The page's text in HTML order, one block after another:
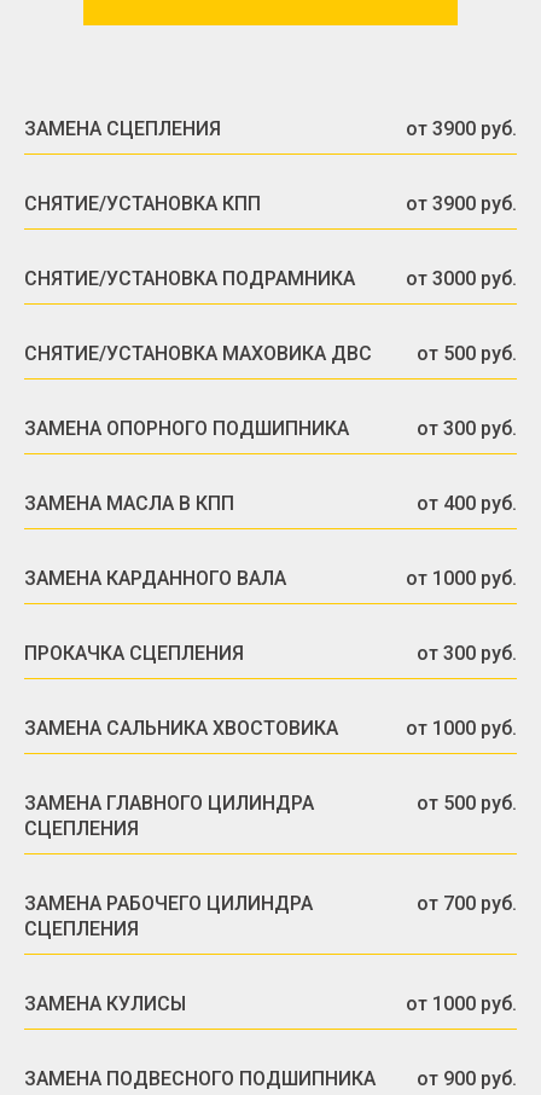
ЗАМЕНА СЦЕПЛЕНИЯ от 3900 руб.
СНЯТИЕ/УСТАНОВКА КПП от 3900 руб.
СНЯТИЕ/УСТАНОВКА ПОДРАМНИКА от 3000 руб.
СНЯТИЕ/УСТАНОВКА МАХОВИКА ДВС от 500 руб.
ЗАМЕНА ОПОРНОГО ПОДШИПНИКА от 300 руб.
ЗАМЕНА МАСЛА В КПП от 400 руб.
ЗАМЕНА КАРДАННОГО ВАЛА от 1000 руб.
ПРОКАЧКА СЦЕПЛЕНИЯ от 300 руб.
ЗАМЕНА САЛЬНИКА ХВОСТОВИКА от 1000 руб.
ЗАМЕНА ГЛАВНОГО ЦИЛИНДРА
СЦЕПЛЕНИЯ
от 500 руб.
ЗАМЕНА РАБОЧЕГО ЦИЛИНДРА
СЦЕПЛЕНИЯ
от 700 руб.
ЗАМЕНА КУЛИСЫ от 1000 руб.
ЗАМЕНА ПОДВЕСНОГО ПОДШИПНИКА от 900 руб.